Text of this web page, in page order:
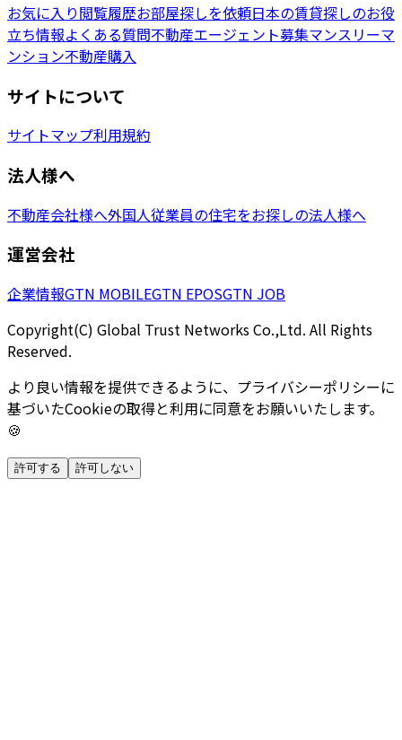
お気に入り閲覧履歴お部屋探しを依頼日本の賃貸探しのお役
立ち情報よくある質問不動産エージェント募集マンスリーマ
ンション不動産購入
サイトについて
サイトマップ利用規約
法人様へ
不動産会社様へ外国人従業員の住宅をお探しの法人様へ
運営会社
企業情報GTN MOBILEGTN EPOSGTN JOB
Copyright(C) Global Trust Networks Co.,Ltd. All Rights
Reserved.
より良い情報を提供できるように、プライバシーポリシーに
基づいたCookieの取得と利用に同意をお願いいたします。
🍪
許可する 許可しない